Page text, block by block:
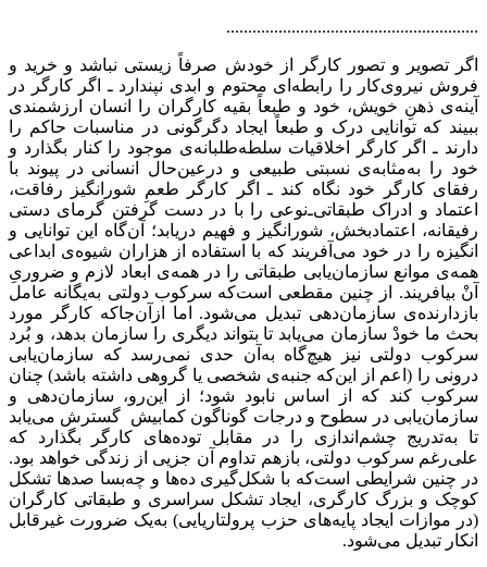
..........................................................
اگر تصویر و تصور کارگر از خودش صرفاً زیستی نباشد و خرید و
فروش نیروی‌کار را رابطه‌ای محتوم و ابدی نپندارد ـ اگر کارگر در
آینه‌ی ذهنِ خویش، خود و طبعاً بقیه کارگران را انسان ارزشمندی
ببیند که توانایی درک و طبعاً ایجاد دگرگونی در مناسبات حاکم را
دارند ـ اگر کارگر اخلاقیات سلطه‌طلبانه‌ی موجود را کنار بگذارد و
خود را به‌مثابه‌ی نسبتی طبیعی و درعین‌حال انسانی در پیوند با
رفقای کارگر خود نگاه کند ـ اگر کارگر طعمِ شورانگیز رفاقت،
اعتماد و ادراک طبقاتی‌ـ‌نوعی را با در دست گرفتن گرمای دستی
رفیقانه، اعتمادبخش، شورانگیز و فهیم دریابد؛ آن‌گاه این توانایی و
انگیزه را در خود می‌آفریند که با استفاده از هزاران شیوه‌ی ابداعی
همه‌ی موانع سازمان‌یابی طبقاتی را در همه‌ی ابعاد لازم و ضروریِ
آنْ بیافریند. از چنین مقطعی است‌که سرکوب دولتی به‌یگانه عامل
بازدارنده‌ی سازمان‌‌دهی تبدیل می‌شود. اما ازآن‌جاکه کارگر مورد
بحث ما خودْ سازمان می‌یابد تا بتواند دیگری را سازمان بدهد، و بُرد
سرکوب دولتی نیز هیچ‌گاه به‌آن حدی نمی‌رسد که سازمان‌یابی
درونی را (اعم از این‌که جنبه‌ی شخصی یا گروهی داشته باشد) چنان
سرکوب کند که از اساس نابود شود؛ از این‌رو، سازمان‌دهی و
سازمان‌یابی در سطوح و درجات گوناگون کمابیش گسترش‌ می‌یابد
تا به‌تدریج چشم‌اندازی را در مقابل توده‌های کارگر بگذارد که
علی‌رغم سرکوب دولتی، بازهم تداوم آن جزیی از زندگی خواهد بود.
در چنین شرایطی است‌که با شکل‌گیری ده‌ها و چه‌بسا صدها تشکل
کوچک و بزرگ کارگری، ایجاد تشکل سراسری و طبقاتی کارگران
(در موازات ایجاد پایه‌های حزب پرولتاریایی) به‌یک ضرورت غیرقابل
انکار تبدیل می‌شود.